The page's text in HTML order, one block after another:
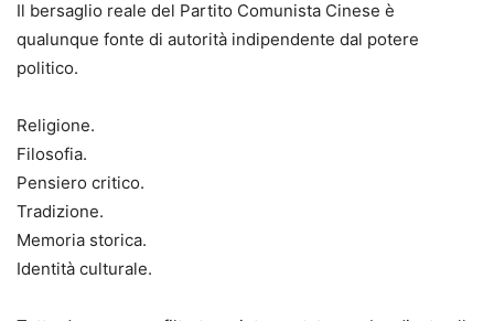
Il bersaglio reale del Partito Comunista Cinese è
qualunque fonte di autorità indipendente dal potere
politico.
Religione.
Filosofia.
Pensiero critico.
Tradizione.
Memoria storica.
Identità culturale.